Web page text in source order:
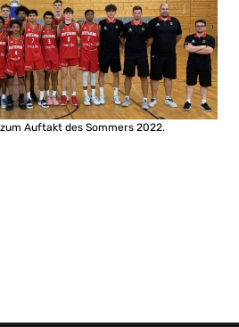
Auftakt des Sommers 2022.